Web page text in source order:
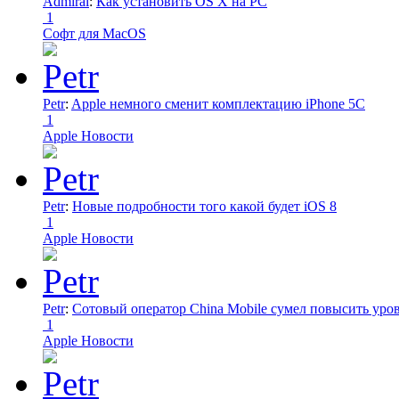
1
Софт для MacOS
Petr: Apple немного сменит комплектацию iPhone 5C
1
Apple Новости
Petr: Новые подробности того какой будет iOS 8
1
Apple Новости
Petr: Сотовый оператор China Mobile сумел повысить
1
Apple Новости